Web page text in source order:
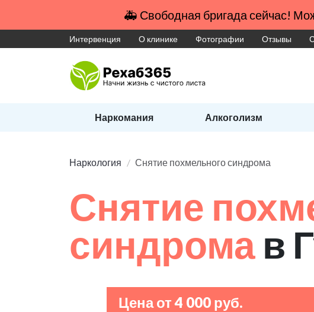
🚑 Свободная бригада сейчас!
Интервенция О клинике Фотографии Отзывы
Наркомания Алкоголизм
Наркология Снятие похмельного синдрома
Снятие
синдрома в
Цена от 4 000 руб.